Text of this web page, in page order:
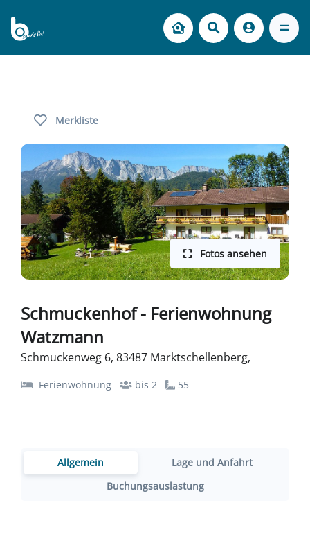
Merkliste
Fotos ansehen
Schmuckenhof - Ferienwohnung
Watzmann
Schmuckenweg 6, 83487 Marktschellenberg,
Ferienwohnung bis 2 55
Allgemein
Lage und Anfahrt
Buchungsauslastung